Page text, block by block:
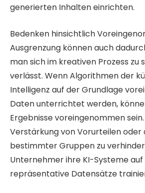
generierten Inhalten einrichten.
Bedenken hinsichtlich
Ausgrenzung können auch
man sich im kreativen Prozess zu
verlässt. Wenn Algorithmen der
Intelligenz auf der Grundlage
Daten unterrichtet werden,
Ergebnisse voreingenommen
Verstärkung von Vorurteilen oder
bestimmter Gruppen zu
Unternehmer ihre KI-Systeme
repräsentative Datensätze